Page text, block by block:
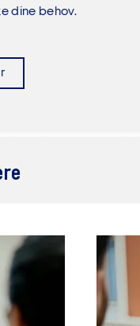
dine behov.